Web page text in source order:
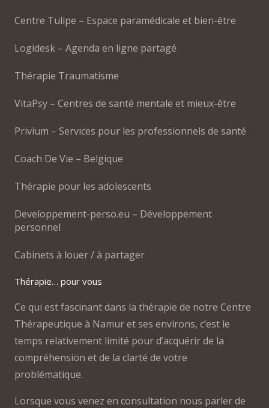
Centre Tulipe – Espace paramédicale et bien-être
Logidesk – Agenda en ligne partagé
Thérapie Traumatisme
VitaPsy – Centres de santé mentale et mieux-être
Privium – Services pour les professionnels de santé
Coach De Vie – Belgique
Thérapie pour les adolescents
Developpement-perso.eu – Développement
personnel
Cabinets à louer / à partager
Thérapie… pour vous
Ce qui est fascinant dans la thérapie de notre Centre
Thérapeutique à Namur et ses environs, c’est le
temps relativement limité pour d’acquérir de la
compréhension et de la clarté de votre
problématique.
Lorsque vous venez en consultation nous parler de